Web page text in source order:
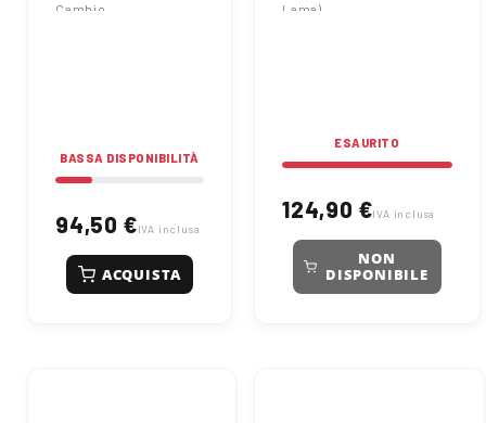
Cambio
BASSA DISPONIBILITÀ
94,50 €IVA inclusa
ACQUISTA
Lama)
ESAURITO
124,90 €IVA inclusa
NON
DISPONIBILE